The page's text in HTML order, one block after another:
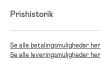
Prishistorik
Se alle betalingsmuligheder her
Se alle leveringsmuligheder her